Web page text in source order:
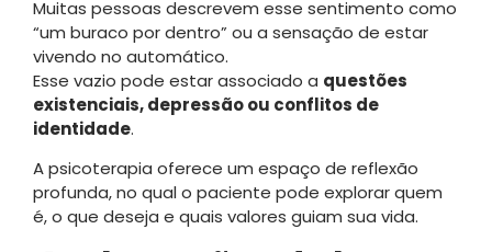
Muitas pessoas descrevem esse sentimento como
“um buraco por dentro” ou a sensação de estar
vivendo no automático.
Esse vazio pode estar associado a questões
existenciais, depressão ou conflitos de
identidade.
A psicoterapia oferece um espaço de reflexão
profunda, no qual o paciente pode explorar quem
é, o que deseja e quais valores guiam sua vida.